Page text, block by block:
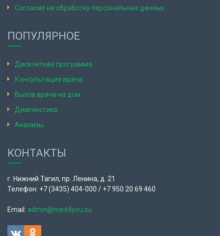
Согласие на обработку персональных данных
ПОПУЛЯРНОЕ
Дисконтная программа
Консультация врача
Вызов врача на дом
Диагностика
Анализы
КОНТАКТЫ
г. Нижний Тагил, пр. Ленина, д. 21
Телефон: +7 (3435) 404-000 / +7 950 20 69 460
Email: admin@med4you.su